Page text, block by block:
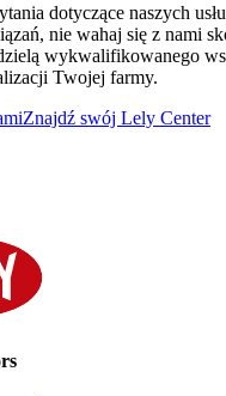
dotyczące naszych
nie wahaj się z nami
wykwalifikowanego
Twojej farmy.
Znajdź swój Lely Center